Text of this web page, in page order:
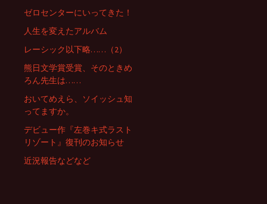
ゼロセンターにいってきた！
人生を変えたアルバム
レーシック以下略……（2）
熊日文学賞受賞、そのときめ
ろん先生は……
おいてめえら、ソイッシュ知
ってますか。
デビュー作『左巻キ式ラスト
リゾート』復刊のお知らせ
近況報告などなど